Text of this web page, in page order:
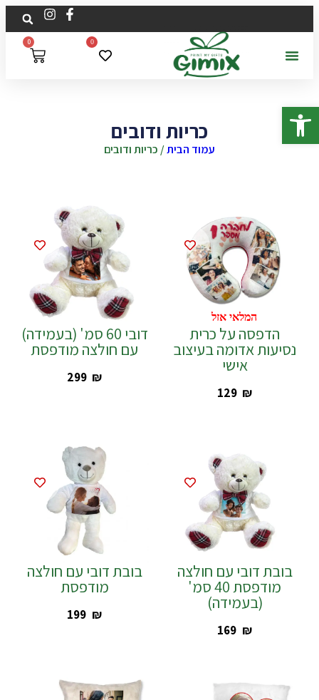
פתח סרגל נגישות
0
0
כריות ודובים
עמוד הבית/ כריות ודובים
המלאי אזל
הדפסה על כרית
נסיעות אדומה בעיצוב
אישי
‎129 ₪
דובי 60 סמ' (בעמידה)
עם חולצה מודפסת
‎299 ₪
בובת דובי עם חולצה
מודפסת 40 סמ'
(בעמידה)
‎169 ₪
בובת דובי עם חולצה
מודפסת
‎199 ₪